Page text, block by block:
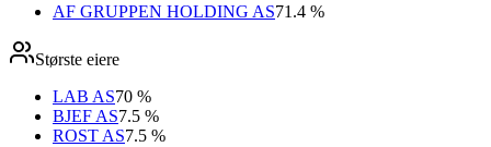
AF GRUPPEN HOLDING AS71.4 %
Største eiere
LAB AS70 %
BJEF AS7.5 %
ROST AS7.5 %